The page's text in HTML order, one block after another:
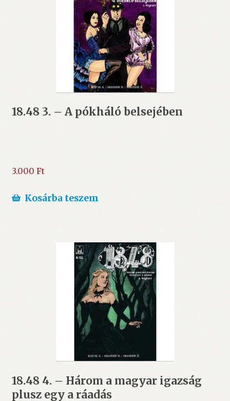
18.48 3. – A pókháló belsejében
3.000 Ft
Kosárba teszem
18.48 4. – Három a magyar igazság
plusz egy a ráadás